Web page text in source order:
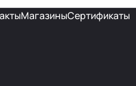
МагазиныСертификаты